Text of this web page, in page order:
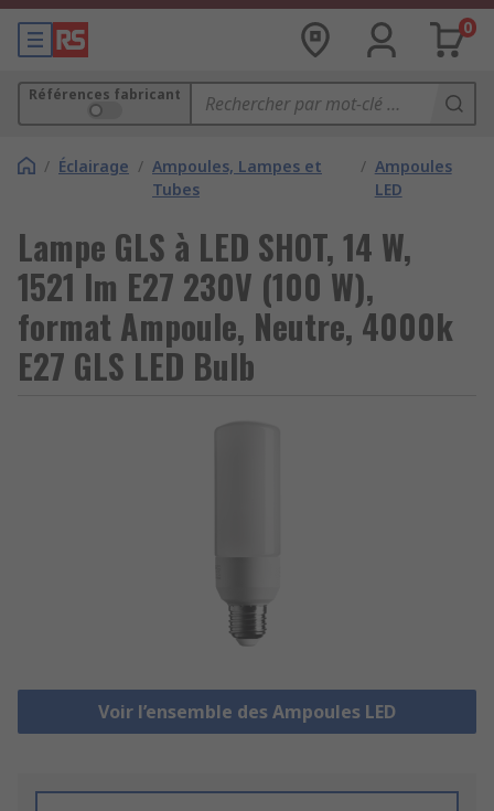
0
Références fabricant
/ Éclairage / Ampoules, Lampes et
Tubes
/ Ampoules
LED
Lampe GLS à LED SHOT, 14 W,
1521 lm E27 230V (100 W),
format Ampoule, Neutre, 4000k
E27 GLS LED Bulb
Voir l’ensemble des Ampoules LED